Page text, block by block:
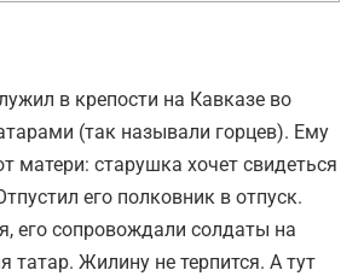
в крепости на Кавказе во
(так называли горцев). Ему
матери: старушка хочет свидеться
его полковник в отпуск.
его сопровождали солдаты на
татар. Жилину не терпится. А тут